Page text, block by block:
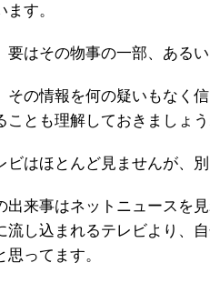
す。
要はその物事の一部、ある
その情報を何の疑いもなく
ことも理解しておきましょう
ビはほとんど見ませんが、
出来事はネットニュースを
流し込まれるテレビより、
思ってます。